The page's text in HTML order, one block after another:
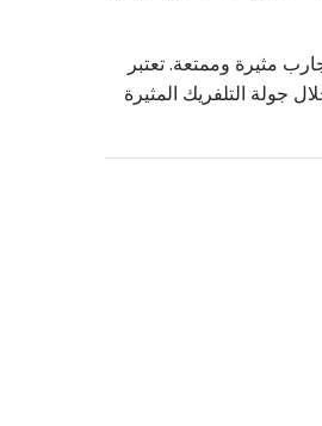
مثيرة وممتعة. تعتبر
جولة التلفريك المثيرة